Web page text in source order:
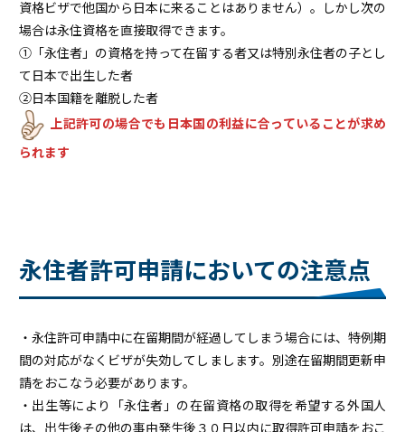
資格ビザで他国から日本に来ることはありません）。しかし次の
場合は永住資格を直接取得できます。
①「永住者」の資格を持って在留する者又は特別永住者の子とし
て日本で出生した者
②日本国籍を離脱した者
上記許可の場合でも日本国の利益に合っていることが求め
られます
永住者許可申請においての注意点
・永住許可申請中に在留期間が経過してしまう場合には、特例期
間の対応がなくビザが失効してしまします。別途在留期間更新申
請をおこなう必要があります。
・出生等により「永住者」の在留資格の取得を希望する外国人
は、出生後その他の事由発生後３０日以内に取得許可申請をおこ